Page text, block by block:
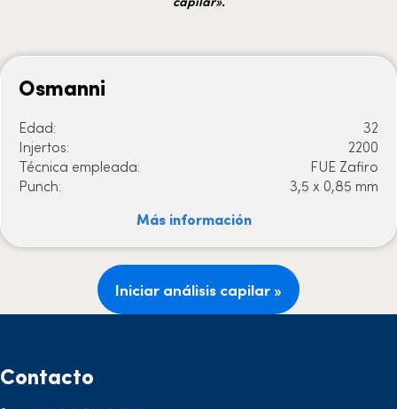
Osmanni
Edad:
32
Injertos:
2200
Técnica empleada:
FUE Zafiro
Punch:
3,5 x 0,85 mm
Más información
Iniciar análisis capilar »
Contacto